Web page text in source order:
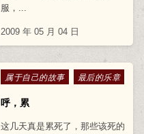
服，...
2009 年 05 月 04 日
Posted in
属于自己的故事 最后的乐章
呼，累
这几天真是累死了，那些该死的